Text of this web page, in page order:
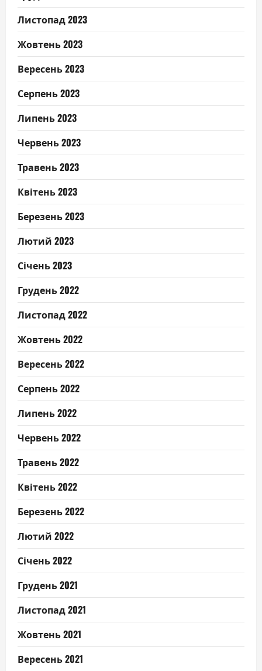
Листопад 2023
Жовтень 2023
Вересень 2023
Серпень 2023
Липень 2023
Червень 2023
Травень 2023
Квітень 2023
Березень 2023
Лютий 2023
Січень 2023
Грудень 2022
Листопад 2022
Жовтень 2022
Вересень 2022
Серпень 2022
Липень 2022
Червень 2022
Травень 2022
Квітень 2022
Березень 2022
Лютий 2022
Січень 2022
Грудень 2021
Листопад 2021
Жовтень 2021
Вересень 2021